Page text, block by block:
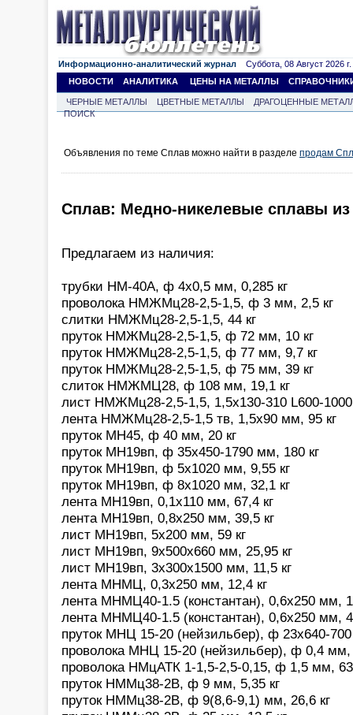
Информационно-аналитический журнал Суббота, 08 Август 2026 г.
НОВОСТИ
АНАЛИТИКА ЦЕНЫ НА МЕТАЛЛЫ
ЧЕРНЫЕ МЕТАЛЛЫ ЦВЕТНЫЕ МЕТАЛЛЫ
ДРАГОЦЕННЫЕ
ПОИСК
Объявления по теме Сплав можно найти в разделе продам
Сплав: Медно-никелевые сплавы из
Предлагаем из наличия:
трубки НМ-40А, ф 4х0,5 мм, 0,285 кг
проволока НМЖМц28-2,5-1,5, ф 3 мм, 2,5 кг
слитки НМЖМц28-2,5-1,5, 44 кг
пруток НМЖМц28-2,5-1,5, ф 72 мм, 10 кг
пруток НМЖМц28-2,5-1,5, ф 77 мм, 9,7 кг
пруток НМЖМц28-2,5-1,5, ф 75 мм, 39 кг
слиток НМЖМЦ28, ф 108 мм, 19,1 кг
лист НМЖМц28-2,5-1,5, 1,5х130-310 L600-
лента НМЖМц28-2,5-1,5 тв, 1,5х90 мм, 95 кг
пруток МН45, ф 40 мм, 20 кг
пруток МН19вп, ф 35х450-1790 мм, 180 кг
пруток МН19вп, ф 5х1020 мм, 9,55 кг
пруток МН19вп, ф 8х1020 мм, 32,1 кг
лента МН19вп, 0,1х110 мм, 67,4 кг
лента МН19вп, 0,8х250 мм, 39,5 кг
лист МН19вп, 5х200 мм, 59 кг
лист МН19вп, 9х500х660 мм, 25,95 кг
лист МН19вп, 3х300х1500 мм, 11,5 кг
лента МНМЦ, 0,3х250 мм, 12,4 кг
лента МНМЦ40-1.5 (константан), 0,6х250 мм,
лента МНМЦ40-1.5 (константан), 0,6х250 мм,
пруток МНЦ 15-20 (нейзильбер), ф 23х640-
проволока МНЦ 15-20 (нейзильбер), ф 0,4 мм,
проволока НМцАТК 1-1,5-2,5-0,15, ф 1,5 мм,
пруток НММц38-2В, ф 9 мм, 5,35 кг
пруток НММц38-2В, ф 9(8,6-9,1) мм, 26,6 кг